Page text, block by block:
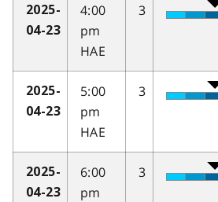
2025-
04-23
4:00
pm
HAE
3
2025-
04-23
5:00
pm
HAE
3
2025-
04-23
6:00
pm
3